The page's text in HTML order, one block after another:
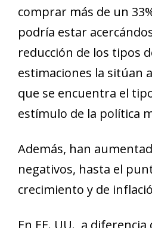
comprar más de un
podría estar
reducción de los tipos
estimaciones la sitúan
que se encuentra el
estímulo de la política
Además, han
negativos, hasta el
crecimiento y de
En EE. UU., a